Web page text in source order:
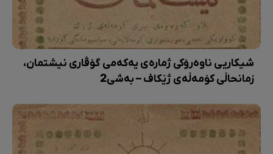
شیکاریی ناوەرۆکی ژمارەی یەکەمی گۆڤاری نیشتمان،
زمانحاڵی کۆمەڵەی ژێکاف – بەشی2